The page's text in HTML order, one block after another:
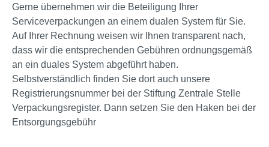
Gerne übernehmen wir die Beteiligung Ihrer
Serviceverpackungen an einem dualen System für Sie.
Auf Ihrer Rechnung weisen wir Ihnen transparent nach,
dass wir die entsprechenden Gebühren ordnungsgemäß
an ein duales System abgeführt haben.
Selbstverständlich finden Sie dort auch unsere
Registrierungsnummer bei der Stiftung Zentrale Stelle
Verpackungsregister. Dann setzen Sie den Haken bei der
Entsorgungsgebühr